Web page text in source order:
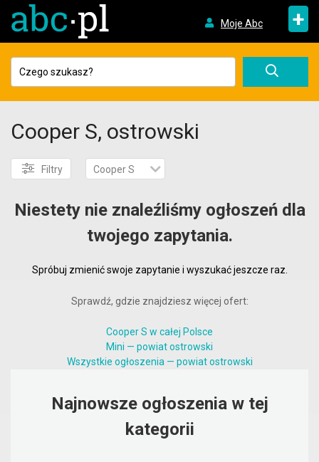
Moje Abc +
Cooper S, ostrowski
Filtry Cooper S
Niestety nie znaleźliśmy ogłoszeń dla
twojego zapytania.
Spróbuj zmienić swoje zapytanie i wyszukać jeszcze raz.
Sprawdź, gdzie znajdziesz więcej ofert:
Cooper S w całej Polsce
Mini — powiat ostrowski
Wszystkie ogłoszenia — powiat ostrowski
Najnowsze ogłoszenia w tej
kategorii